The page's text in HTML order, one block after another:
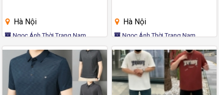
Hà Nội
Ngọc Ánh Thời Trang Nam
Hà Nội
Ngọc Ánh Thời Trang Nam